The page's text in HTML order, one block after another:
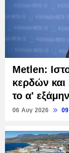
Metlen:
κερδών
το α'
06 Αυγ 2026